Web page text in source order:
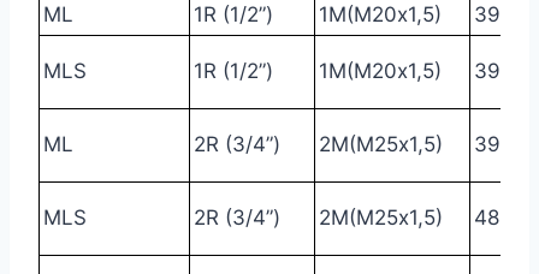
ML
1R (1/2”) 1М(М20х1,5) 39
MLS 1R (1/2”) 1М(М20х1,5) 39
ML 2R (3/4”) 2М(М25х1,5) 39
MLS 2R (3/4”) 2М(М25х1,5) 48